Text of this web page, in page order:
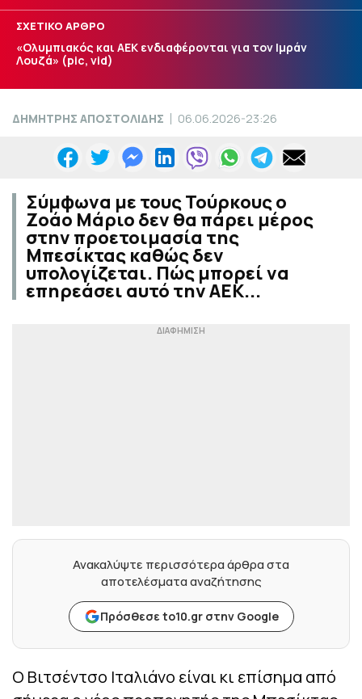
ΣΧΕΤΙΚΟ ΑΡΘΡΟ
«Ολυμπιακός και ΑΕΚ ενδιαφέρονται για τον Ιμράν
Λουζά» (pic, vid)
ΔΗΜΗΤΡΗΣ ΑΠΟΣΤΟΛΙΔΗΣ 06.06.2026-23:26
Σύμφωνα με τους Τούρκους ο
Ζοάο Μάριο δεν θα πάρει μέρος
στην προετοιμασία της
Μπεσίκτας καθώς δεν
υπολογίζεται. Πώς μπορεί να
επηρεάσει αυτό την ΑΕΚ...
Ανακαλύψτε περισσότερα άρθρα στα
αποτελέσματα αναζήτησης
Πρόσθεσε to10.gr στην Google
Ο Βιτσέντσο Ιταλιάνο είναι κι επίσημα από